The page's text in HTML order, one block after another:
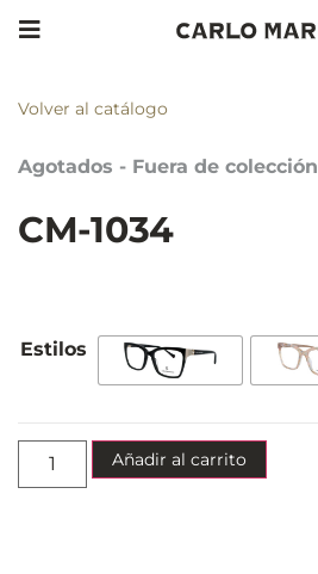
Volver al catálogo
Agotados - Fuera de colección
CM-1034
Añadir al carrito